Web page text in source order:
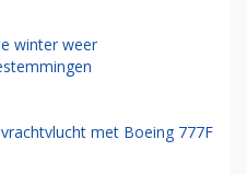
winter weer
met Boeing 777F